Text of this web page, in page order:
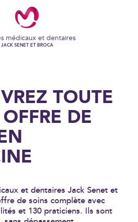
médicaux et dentaires
JACK SENET ET BROCA
TOUTE
DE
et dentaires Jack Senet et
de soins complète avec
et 130 praticiens. Ils sont